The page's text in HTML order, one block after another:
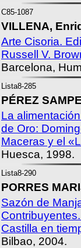
C85-1087
VILLENA,
Arte Cisoria.
Russell V.
Barcelona,
Lista8-285
PÉREZ
La
de Oro:
Maceras y el
Huesca, 1998.
Lista8-290
PORRES
Sazón de
Castilla en
Bilbao, 2004.